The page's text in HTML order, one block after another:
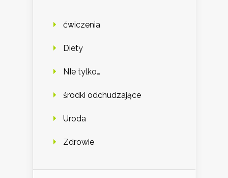
ćwiczenia
Diety
NIe tylko…
środki odchudzające
Uroda
Zdrowie